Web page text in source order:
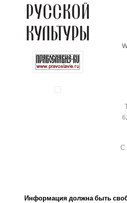
С
Информация должна быть